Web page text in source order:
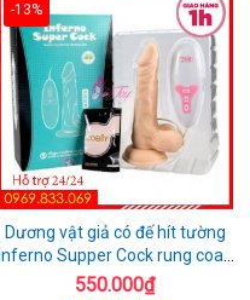
-13%
Dương vật giả có đế hít tường
Inferno Supper Cock rung coay
7 chế độ
550.000₫